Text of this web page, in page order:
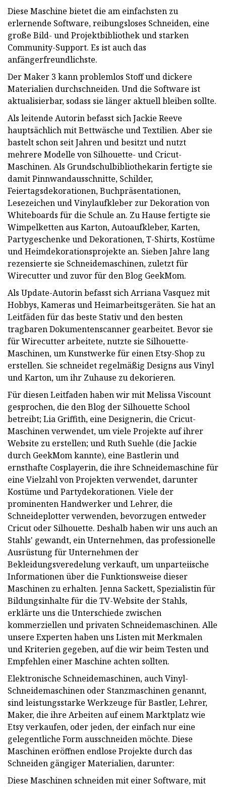
Diese Maschine bietet die am einfachsten zu
erlernende Software, reibungsloses Schneiden, eine
große Bild- und Projektbibliothek und starken
Community-Support. Es ist auch das
anfängerfreundlichste.
Der Maker 3 kann problemlos Stoff und dickere
Materialien durchschneiden. Und die Software ist
aktualisierbar, sodass sie länger aktuell bleiben sollte.
Als leitende Autorin befasst sich Jackie Reeve
hauptsächlich mit Bettwäsche und Textilien. Aber sie
bastelt schon seit Jahren und besitzt und nutzt
mehrere Modelle von Silhouette- und Cricut-
Maschinen. Als Grundschulbibliothekarin fertigte sie
damit Pinnwandausschnitte, Schilder,
Feiertagsdekorationen, Buchpräsentationen,
Lesezeichen und Vinylaufkleber zur Dekoration von
Whiteboards für die Schule an. Zu Hause fertigte sie
Wimpelketten aus Karton, Autoaufkleber, Karten,
Partygeschenke und Dekorationen, T-Shirts, Kostüme
und Heimdekorationsprojekte an. Sieben Jahre lang
rezensierte sie Schneidemaschinen, zuletzt für
Wirecutter und zuvor für den Blog GeekMom.
Als Update-Autorin befasst sich Arriana Vasquez mit
Hobbys, Kameras und Heimarbeitsgeräten. Sie hat an
Leitfäden für das beste Stativ und den besten
tragbaren Dokumentenscanner gearbeitet. Bevor sie
für Wirecutter arbeitete, nutzte sie Silhouette-
Maschinen, um Kunstwerke für einen Etsy-Shop zu
erstellen. Sie schneidet regelmäßig Designs aus Vinyl
und Karton, um ihr Zuhause zu dekorieren.
Für diesen Leitfaden haben wir mit Melissa Viscount
gesprochen, die den Blog der Silhouette School
betreibt; Lia Griffith, eine Designerin, die Cricut-
Maschinen verwendet, um viele Projekte auf ihrer
Website zu erstellen; und Ruth Suehle (die Jackie
durch GeekMom kannte), eine Bastlerin und
ernsthafte Cosplayerin, die ihre Schneidemaschine für
eine Vielzahl von Projekten verwendet, darunter
Kostüme und Partydekorationen. Viele der
prominenten Handwerker und Lehrer, die
Schneideplotter verwenden, bevorzugen entweder
Cricut oder Silhouette. Deshalb haben wir uns auch an
Stahls' gewandt, ein Unternehmen, das professionelle
Ausrüstung für Unternehmen der
Bekleidungsveredelung verkauft, um unparteiische
Informationen über die Funktionsweise dieser
Maschinen zu erhalten. Jenna Sackett, Spezialistin für
Bildungsinhalte für die TV-Website der Stahls,
erklärte uns die Unterschiede zwischen
kommerziellen und privaten Schneidemaschinen. Alle
unsere Experten haben uns Listen mit Merkmalen
und Kriterien gegeben, auf die wir beim Testen und
Empfehlen einer Maschine achten sollten.
Elektronische Schneidemaschinen, auch Vinyl-
Schneidemaschinen oder Stanzmaschinen genannt,
sind leistungsstarke Werkzeuge für Bastler, Lehrer,
Maker, die ihre Arbeiten auf einem Marktplatz wie
Etsy verkaufen, oder jeden, der einfach nur eine
gelegentliche Form ausschneiden möchte. Diese
Maschinen eröffnen endlose Projekte durch das
Schneiden gängiger Materialien, darunter:
Diese Maschinen schneiden mit einer Software, mit